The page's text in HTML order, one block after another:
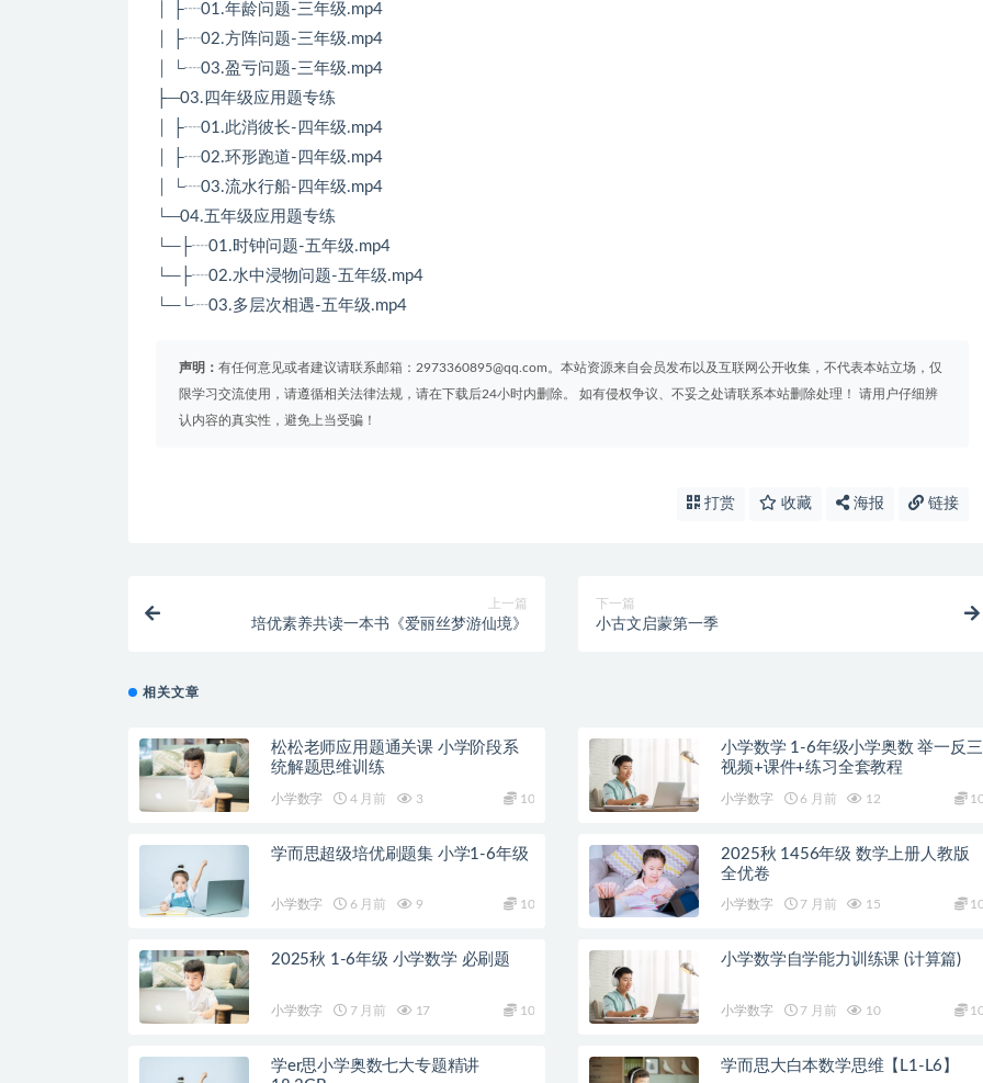
│ ├┈01.年龄问题-三年级.mp4
│ ├┈02.方阵问题-三年级.mp4
│ └┈03.盈亏问题-三年级.mp4
├─03.四年级应用题专练
│ ├┈01.此消彼长-四年级.mp4
│ ├┈02.环形跑道-四年级.mp4
│ └┈03.流水行船-四年级.mp4
└─04.五年级应用题专练
└─├┈01.时钟问题-五年级.mp4
└─├┈02.水中浸物问题-五年级.mp4
└─└┈03.多层次相遇-五年级.mp4
声明： 有任何意见或者建议请联系邮箱：2973360895@qq.com。本站资源来自会员发布以及互联网公开收集，不代表本站立场，仅
限学习交流使用，请遵循相关法律法规，请在下载后24小时内删除。 如有侵权争议、不妥之处请联系本站删除处理！ 请用户仔细辨
认内容的真实性，避免上当受骗！
打赏 收藏 海报 链接
上一篇
培优素养共读一本书《爱丽丝梦游仙境》
下一篇
小古文启蒙第一季
相关文章
松松老师应用题通关课 小学阶段系
统解题思维训练
小学数字 4 月前 3 10
小学数学 1-6年级小学奥数 举一反三
视频+课件+练习全套教程
小学数字 6 月前 12
学而思超级培优刷题集 小学1-6年级
小学数字 6 月前 9 10
2025秋 1456年级 数学上册人教版
全优卷
小学数字 7 月前 15
2025秋 1-6年级 小学数学 必刷题
小学数字 7 月前 17 10
小学数学自学能力训练课 (计算篇)
小学数字 7 月前 10
学er思小学奥数七大专题精讲
学而思大白本数学思维【L1-L6】